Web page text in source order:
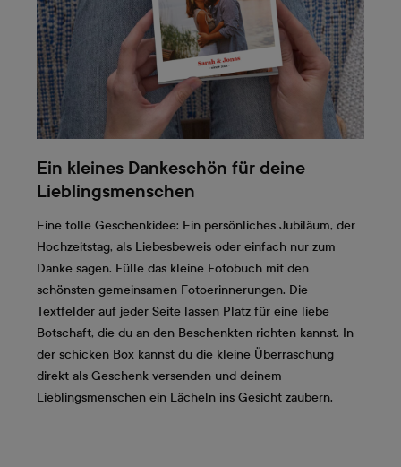
Ein kleines Dankeschön für deine
Lieblingsmenschen
Eine tolle Geschenkidee: Ein persönliches Jubiläum, der
Hochzeitstag, als Liebesbeweis oder einfach nur zum
Danke sagen. Fülle das kleine Fotobuch mit den
schönsten gemeinsamen Fotoerinnerungen. Die
Textfelder auf jeder Seite lassen Platz für eine liebe
Botschaft, die du an den Beschenkten richten kannst. In
der schicken Box kannst du die kleine Überraschung
direkt als Geschenk versenden und deinem
Lieblingsmenschen ein Lächeln ins Gesicht zaubern.